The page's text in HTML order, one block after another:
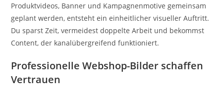
Produktvideos, Banner und Kampagnenmotive gemeinsam
geplant werden, entsteht ein einheitlicher visueller Auftritt.
Du sparst Zeit, vermeidest doppelte Arbeit und bekommst
Content, der kanalübergreifend funktioniert.
Professionelle Webshop-Bilder schaffen
Vertrauen